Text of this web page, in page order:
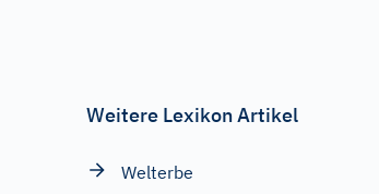
Weitere Lexikon Artikel
Welterbe